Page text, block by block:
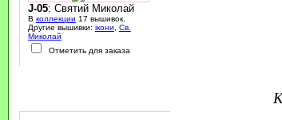
J-05: Святий Миколай
В коллекции 17 вышивок.
Другие вышивки: ікони
Св.
Миколай
Отметить для заказа